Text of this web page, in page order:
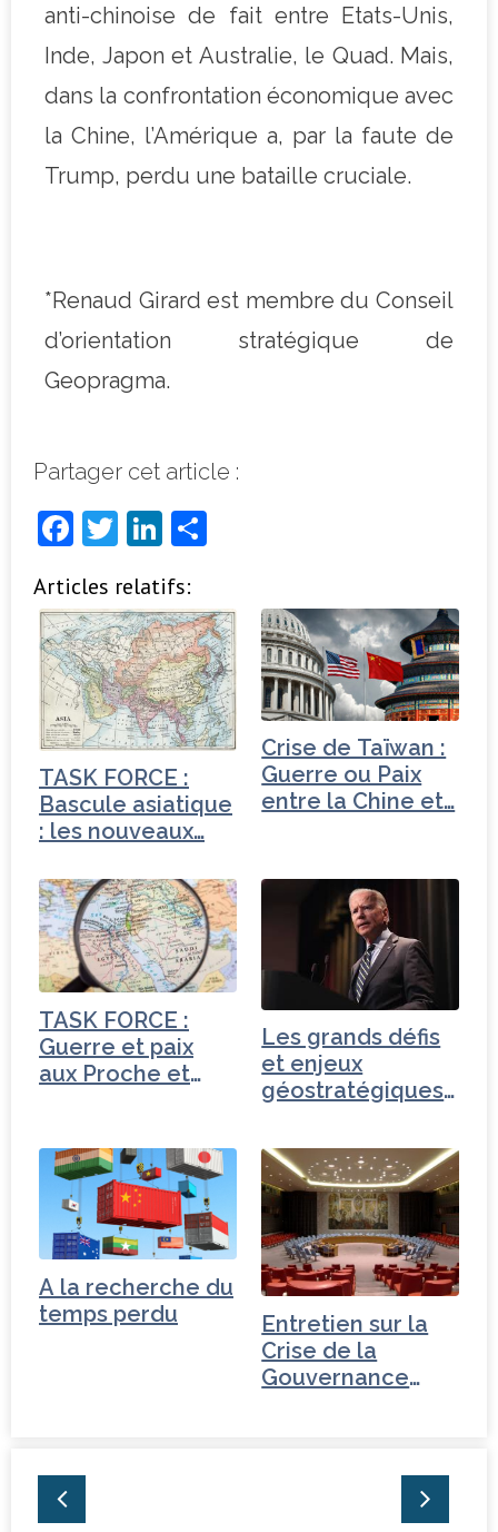
anti-chinoise de fait entre Etats-Unis,
Inde, Japon et Australie, le Quad. Mais,
dans la confrontation économique avec
la Chine, l’Amérique a, par la faute de
Trump, perdu une bataille cruciale.
*Renaud Girard est membre du Conseil
d’orientation stratégique de
Geopragma.
Partager cet article :
F
c
e
b
o
o
k
T
it
t
e
r
Li
k
e
dI
n
ta
g
e
r
Articles relatifs:
TASK FORCE :
Bascule asiatique
: les nouveaux…
Crise de Taïwan :
Guerre ou Paix
entre la Chine et…
TASK FORCE :
Guerre et paix
aux Proche et
Les grands défis
et enjeux
géostratégiques
A la recherche du
temps perdu
Entretien sur la
Crise de la
Gouvernance